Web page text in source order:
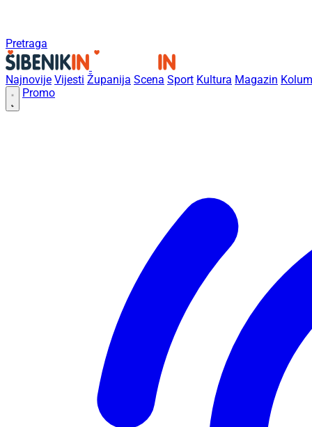
Pretraga
Najnovije Vijesti Županija Scena Sport Kultura Magazin
Promo